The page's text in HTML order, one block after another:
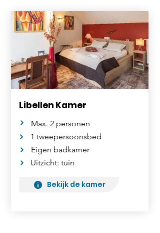
Libellen Kamer
Max. 2 personen
1 tweepersoonsbed
Eigen badkamer
Uitzicht: tuin
Bekijk de kamer